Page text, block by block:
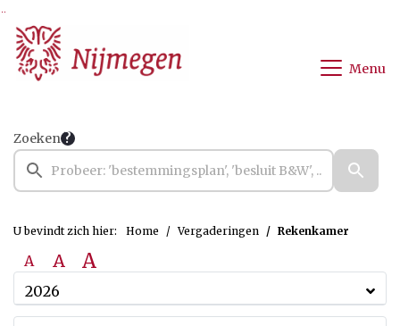
Menu
Zoeken
U bevindt zich hier: Home Vergaderingen Rekenkamer
A A A
2026